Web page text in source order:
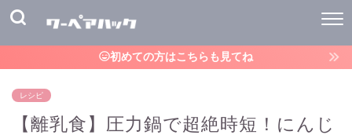
初めての方はこちらも見てね
レシピ
【離乳食】圧力鍋で超絶時短！にんじ